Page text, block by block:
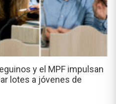
y el MPF impulsan
lotes a jóvenes de